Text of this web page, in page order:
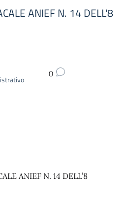
ANIEF N. 14 DELL'8
0
ANIEF N. 14 DELL’8